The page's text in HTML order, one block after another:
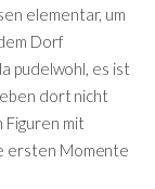
elementar, um
Dorf
pudelwohl, es ist
dort nicht
mit
ersten Momente